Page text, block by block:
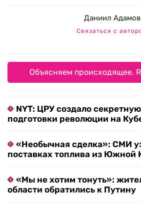
Даниил Адамов
Связаться с
Объясняем происходящее.
NYT: ЦРУ создало
подготовки революции на
«Необычная сделка»: СМИ
поставках топлива из Южной
«Мы не хотим тонуть»:
области обратились к Путину